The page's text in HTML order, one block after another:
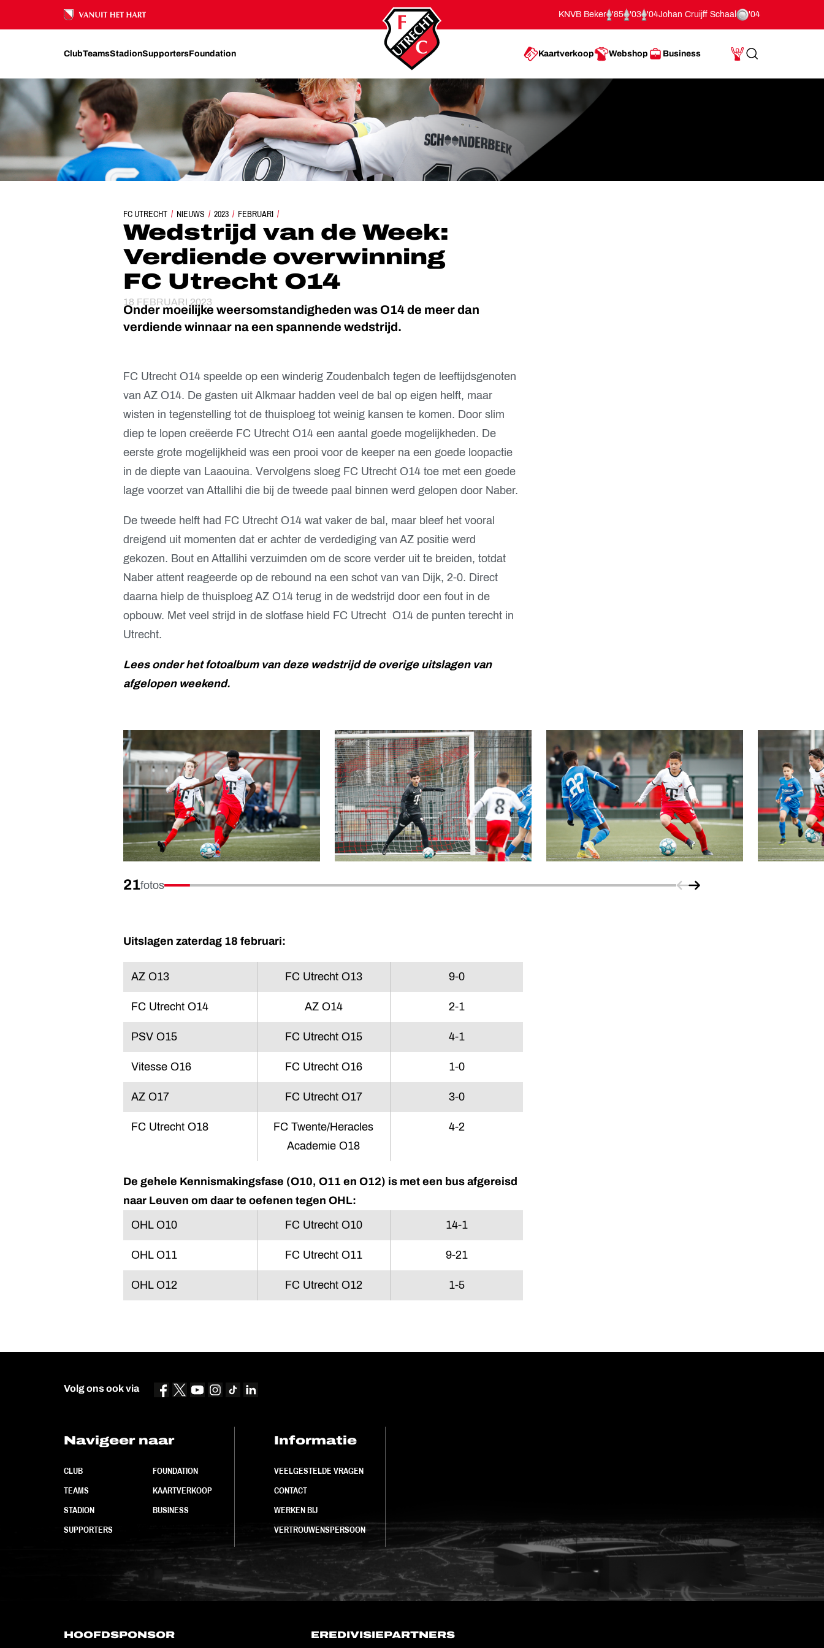
Ons nalatenschap
KNVB Beker '85 '03 '04Johan Cruijff Schaal '04
ClubTeamsStadionSupportersFoundation Kaartverkoop Webshop Business
Mijn Account
Search
FC UTRECHT NIEUWS 2023 FEBRUARI
WEDSTRIJD VAN DE WEEK: VERDIENDE OVERWINNING FC UTRECHT O14
Wedstrijd van de Week:
Verdiende overwinning
FC Utrecht O14
18 FEBRUARI 2023
Onder moeilijke weersomstandigheden was O14 de meer dan
verdiende winnaar na een spannende wedstrijd.
FC Utrecht O14 speelde op een winderig Zoudenbalch tegen de leeftijdsgenoten
van AZ O14. De gasten uit Alkmaar hadden veel de bal op eigen helft, maar
wisten in tegenstelling tot de thuisploeg tot weinig kansen te komen. Door slim
diep te lopen creëerde FC Utrecht O14 een aantal goede mogelijkheden. De
eerste grote mogelijkheid was een prooi voor de keeper na een goede loopactie
in de diepte van Laaouina. Vervolgens sloeg FC Utrecht O14 toe met een goede
lage voorzet van Attallihi die bij de tweede paal binnen werd gelopen door Naber.
De tweede helft had FC Utrecht O14 wat vaker de bal, maar bleef het vooral
dreigend uit momenten dat er achter de verdediging van AZ positie werd
gekozen. Bout en Attallihi verzuimden om de score verder uit te breiden, totdat
Naber attent reageerde op de rebound na een schot van van Dijk, 2-0. Direct
daarna hielp de thuisploeg AZ O14 terug in de wedstrijd door een fout in de
opbouw. Met veel strijd in de slotfase hield FC Utrecht O14 de punten terecht in
Utrecht.
Lees onder het fotoalbum van deze wedstrijd de overige uitslagen van
afgelopen weekend.
21fotos
Uitslagen zaterdag 18 februari:
AZ O13 FC Utrecht O13 9-0
FC Utrecht O14 AZ O14 2-1
PSV O15 FC Utrecht O15 4-1
Vitesse O16 FC Utrecht O16 1-0
AZ O17 FC Utrecht O17 3-0
FC Utrecht O18
FC Twente/Heracles
Academie O18
4-2
De gehele Kennismakingsfase (O10, O11 en O12) is met een bus afgereisd
naar Leuven om daar te oefenen tegen OHL:
OHL O10
FC Utrecht O10 14-1
OHL O11 FC Utrecht O11 9-21
OHL O12 FC Utrecht O12 1-5
Volg ons ook via
Navigeer naar
CLUB
TEAMS
STADION
SUPPORTERS
FOUNDATION
KAARTVERKOOP
BUSINESS
Informatie
VEELGESTELDE VRAGEN
CONTACT
WERKEN BIJ
VERTROUWENSPERSOON
HOOFDSPONSOR EREDIVISIEPARTNERS